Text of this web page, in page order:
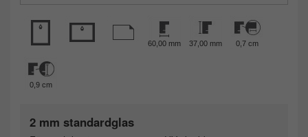
60,00 mm 37,00 mm 0,7 cm
0,9 cm
2 mm standardglas